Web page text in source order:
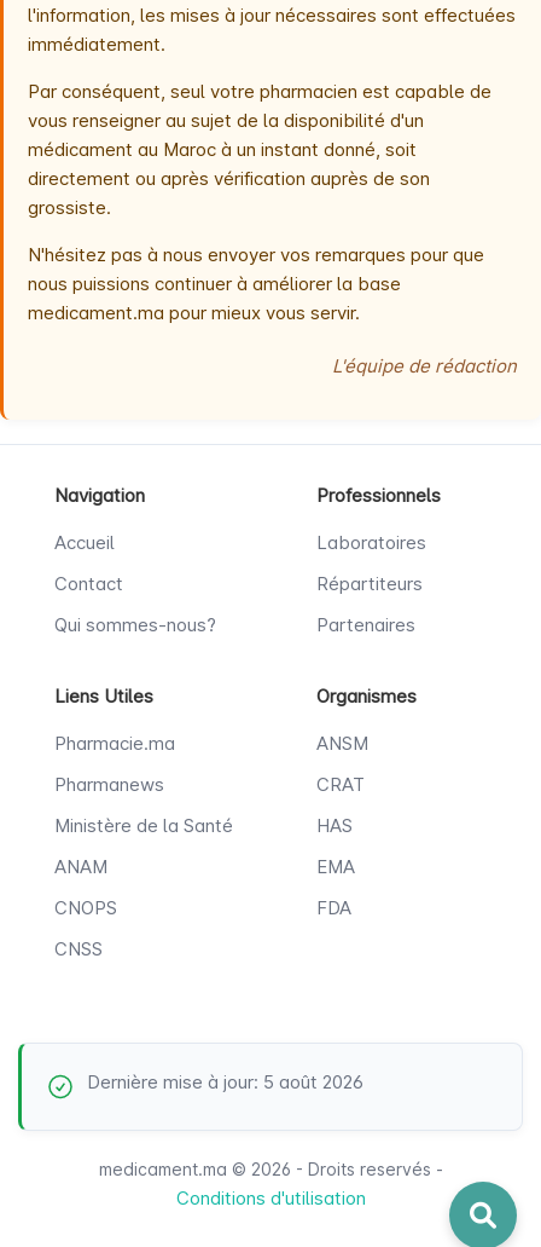
l'information, les mises à jour nécessaires sont effectuées
immédiatement.
Par conséquent, seul votre pharmacien est capable de
vous renseigner au sujet de la disponibilité d'un
médicament au Maroc à un instant donné, soit
directement ou après vérification auprès de son
grossiste.
N'hésitez pas à nous envoyer vos remarques pour que
nous puissions continuer à améliorer la base
medicament.ma pour mieux vous servir.
L'équipe de rédaction
Navigation
Accueil
Contact
Qui sommes-nous?
Professionnels
Laboratoires
Répartiteurs
Partenaires
Liens Utiles
Pharmacie.ma
Pharmanews
Ministère de la Santé
ANAM
CNOPS
CNSS
Organismes
ANSM
CRAT
HAS
EMA
FDA
Dernière mise à jour: 5 août 2026
medicament.ma © 2026 - Droits reservés -
Conditions d'utilisation